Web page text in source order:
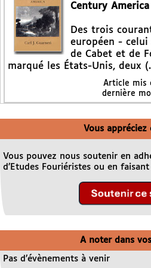
Century
Des trois
européen - celui
de Cabet et de
marqué les États-Unis, deux
Article mis
dernière
Vous appréciez
Vous pouvez nous soutenir en
d’Etudes Fouriéristes ou en
A noter dans
Pas d’évènements à venir